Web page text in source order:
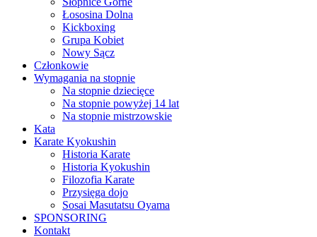
Łososina Dolna
Kickboxing
Grupa Kobiet
Nowy Sącz
Członkowie
Wymagania na stopnie
Na stopnie dziecięce
Na stopnie powyżej 14 lat
Na stopnie mistrzowskie
Kata
Karate Kyokushin
Historia Karate
Historia Kyokushin
Filozofia Karate
Przysięga dojo
Sosai Masutatsu Oyama
SPONSORING
Kontakt